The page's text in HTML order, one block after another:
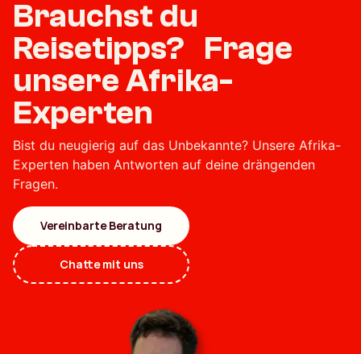
Brauchst du
Reisetipps? Frage
unsere Afrika-
Experten
Bist du neugierig auf das Unbekannte? Unsere Afrika-
Experten haben Antworten auf deine drängenden
Fragen.
Vereinbarte Beratung
Chatte mit uns